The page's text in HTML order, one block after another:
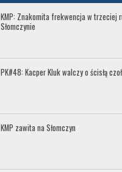
KMP: Znakomita frekwencja w trzeciej
Słomczynie
PK#48: Kacper Kluk walczy o ścisłą
KMP zawita na Słomczyn